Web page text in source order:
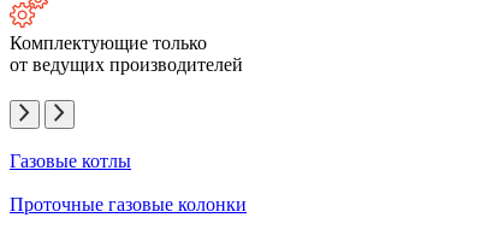
Комплектующие только
от ведущих производителей
Газовые котлы
Проточные газовые колонки